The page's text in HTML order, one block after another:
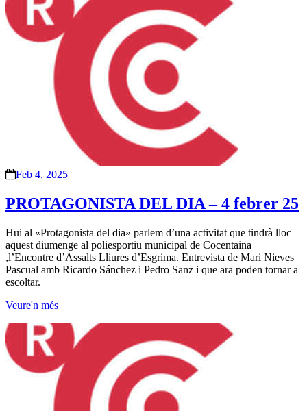
Feb 4, 2025
PROTAGONISTA DEL DIA – 4 febrer 25
Hui al «Protagonista del dia» parlem d’una activitat que tindrà lloc
aquest diumenge al poliesportiu municipal de Cocentaina
,l’Encontre d’Assalts Lliures d’Esgrima. Entrevista de Mari Nieves
Pascual amb Ricardo Sánchez i Pedro Sanz i que ara poden tornar a
escoltar.
Veure'n més